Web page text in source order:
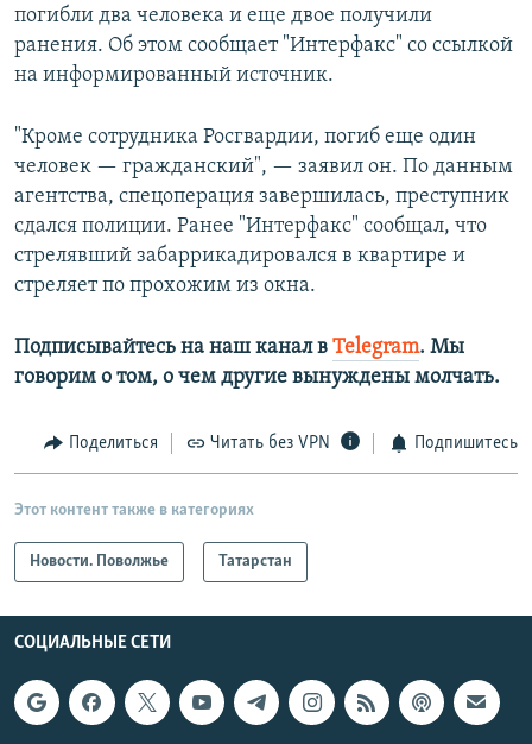
погибли два человека и еще двое получили
ранения. Об этом сообщает "Интерфакс" со ссылкой
на информированный источник.
"Кроме сотрудника Росгвардии, погиб еще один
человек — гражданский", — заявил он. По данным
агентства, спецоперация завершилась, преступник
сдался полиции. Ранее "Интерфакс" сообщал, что
стрелявший забаррикадировался в квартире и
стреляет по прохожим из окна.
Подписывайтесь на наш канал в Telegram. Мы
говорим о том, о чем другие вынуждены молчать.
Поделиться Читать без VPN Подпишитесь
Этот контент также в категориях
Новости. Поволжье Татарстан
СОЦИАЛЬНЫЕ СЕТИ